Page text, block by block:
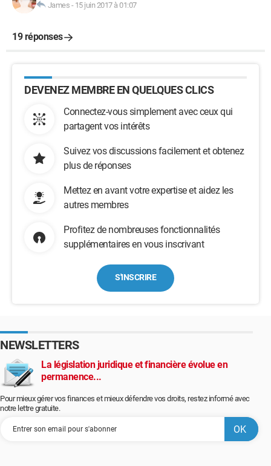
James - 15 juin 2017 à 01:07
19 réponses
DEVENEZ MEMBRE EN QUELQUES CLICS
Connectez-vous simplement avec ceux qui
partagent vos intérêts
Suivez vos discussions facilement et obtenez
plus de réponses
Mettez en avant votre expertise et aidez les
autres membres
Profitez de nombreuses fonctionnalités
supplémentaires en vous inscrivant
S'INSCRIRE
NEWSLETTERS
La législation juridique et financière évolue en
permanence...
Pour mieux gérer vos finances et mieux défendre vos droits, restez informé avec
notre lettre gratuite.